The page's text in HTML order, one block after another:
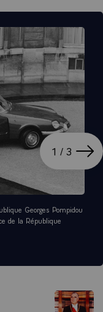
Georges Pompidou
de la République
1 / 3